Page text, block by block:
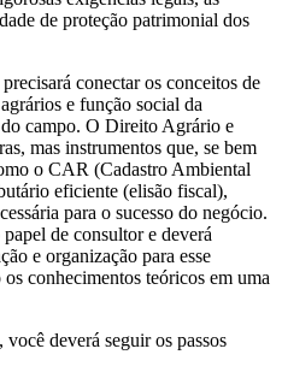
de proteção patrimonial dos
conectar os conceitos de
e função social da
campo. O Direito Agrário e
mas instrumentos que, se bem
o CAR (Cadastro Ambiental
eficiente (elisão fiscal),
para o sucesso do negócio.
de consultor e deverá
e organização para esse
conhecimentos teóricos em uma
você deverá seguir os passos